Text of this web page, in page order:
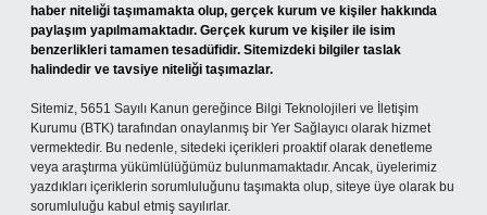
haber niteliği taşımamakta olup, gerçek kurum ve kişiler hakkında
paylaşım yapılmamaktadır. Gerçek kurum ve kişiler ile isim
benzerlikleri tamamen tesadüfidir. Sitemizdeki bilgiler taslak
halindedir ve tavsiye niteliği taşımazlar.
Sitemiz, 5651 Sayılı Kanun gereğince Bilgi Teknolojileri ve İletişim
Kurumu (BTK) tarafından onaylanmış bir Yer Sağlayıcı olarak hizmet
vermektedir. Bu nedenle, sitedeki içerikleri proaktif olarak denetleme
veya araştırma yükümlülüğümüz bulunmamaktadır. Ancak, üyelerimiz
yazdıkları içeriklerin sorumluluğunu taşımakta olup, siteye üye olarak bu
sorumluluğu kabul etmiş sayılırlar.